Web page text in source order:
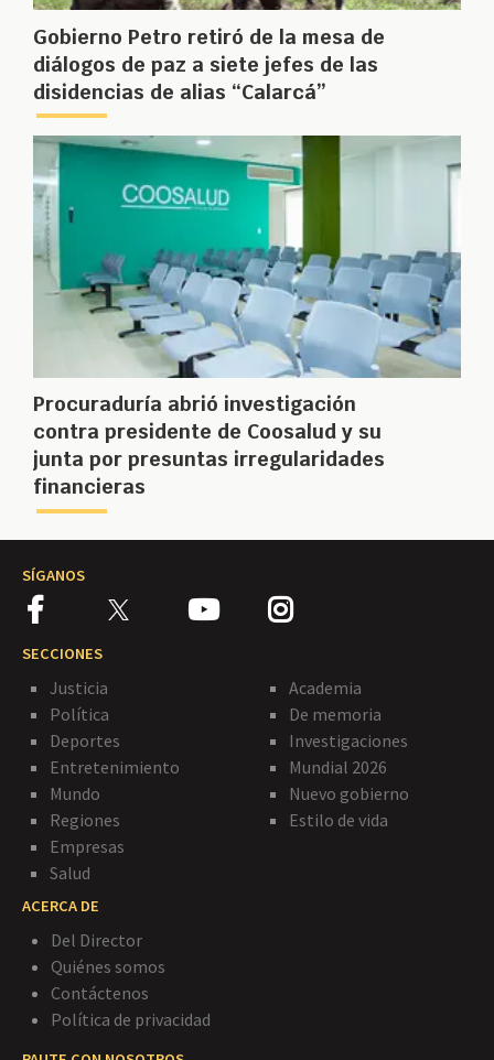
Gobierno Petro retiró de la mesa de
diálogos de paz a siete jefes de las
disidencias de alias “Calarcá”
Procuraduría abrió investigación
contra presidente de Coosalud y su
junta por presuntas irregularidades
financieras
SÍGANOS
SECCIONES
Justicia
Política
Deportes
Entretenimiento
Mundo
Regiones
Empresas
Salud
Academia
De memoria
Investigaciones
Mundial 2026
Nuevo gobierno
Estilo de vida
ACERCA DE
Del Director
Quiénes somos
Contáctenos
Política de privacidad